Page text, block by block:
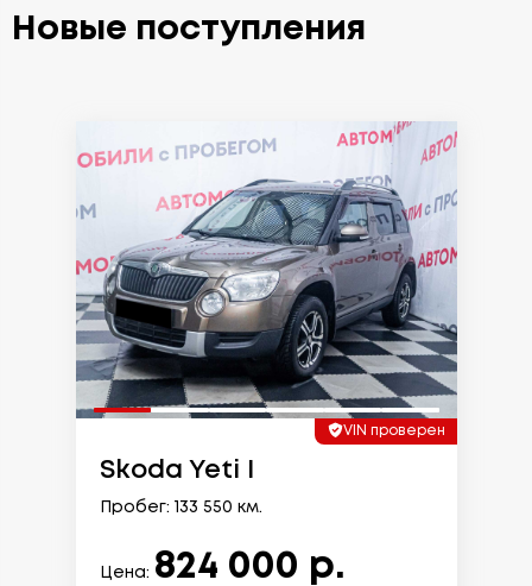
Новые поступления
VIN проверен
Skoda Yeti I
Пробег: 133 550 км.
Цена: 824 000 р.